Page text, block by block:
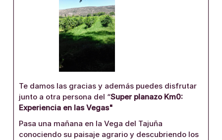
Te damos las gracias y además puedes disfrutar
junto a otra persona del “Super planazo Km0:
Experiencia en las Vegas"
Pasa una mañana en la Vega del Tajuña
conociendo su paisaje agrario y descubriendo los